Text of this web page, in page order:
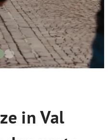
in Val